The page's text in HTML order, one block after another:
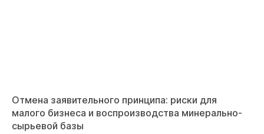
Отмена заявительного принципа: риски для
малого бизнеса и воспроизводства минерально-
сырьевой базы